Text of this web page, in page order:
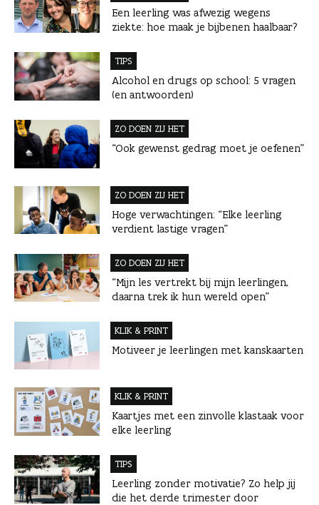
Een leerling was afwezig wegens
ziekte: hoe maak je bijbenen haalbaar?
TIPS
Alcohol en drugs op school: 5 vragen
(en antwoorden)
ZO DOEN ZIJ HET
“Ook gewenst gedrag moet je oefenen”
ZO DOEN ZIJ HET
Hoge verwachtingen: “Elke leerling
verdient lastige vragen”
ZO DOEN ZIJ HET
“Mijn les vertrekt bij mijn leerlingen,
daarna trek ik hun wereld open”
KLIK & PRINT
Motiveer je leerlingen met kanskaarten
KLIK & PRINT
Kaartjes met een zinvolle klastaak voor
elke leerling
TIPS
Leerling zonder motivatie? Zo help jij
die het derde trimester door